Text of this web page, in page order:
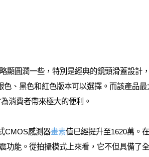
顯圓潤一些，特別是經典的鏡頭滑蓋設計
、黑色和紅色版本可以選擇。而該產品
消費者帶來極大的便利。
CMOS感測器畫素值已經提升至1620萬。
功能。從拍攝模式上來看，它不但具備了